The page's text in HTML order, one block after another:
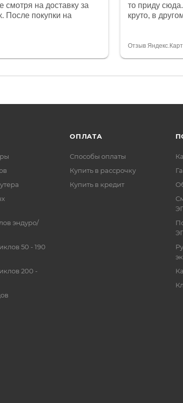
смотря на доставку за
После покупки на
магазина
была решена.
к клиенту после
то приду
круто, в
спасибо
Отзыв
эндуро/
50 - 190
200 -
ОПЛАТА
Способы оплаты
Купить в рассрочку
Купить в кредит